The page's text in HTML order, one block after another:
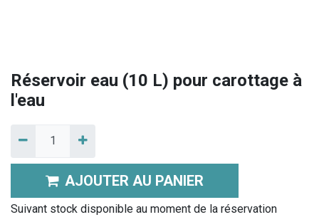
Réservoir eau (10 L) pour carottage à
l'eau
AJOUTER AU PANIER
Suivant stock disponible au moment de la réservation